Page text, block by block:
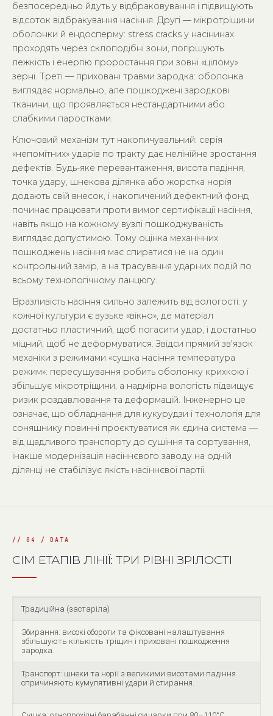
безпосередньо йдуть у відбраковування і підвищують
відсоток відбракування насіння. Другі — мікротріщини
оболонки й ендосперму: stress cracks у насінинах
проходять через склоподібні зони, погіршують
лежкість і енергію проростання при зовні «цілому»
зерні. Треті — приховані травми зародка: оболонка
виглядає нормально, але пошкоджені зародкові
тканини, що проявляється нестандартними або
слабкими паростками.
Ключовий механізм тут накопичувальний: серія
«непомітних» ударів по тракту дає нелінійне зростання
дефектів. Будь-яке перевантаження, висота падіння,
точка удару, шнекова ділянка або жорстка норія
додають свій внесок, і накопичений дефектний фонд
починає працювати проти вимог сертифікації насіння,
навіть якщо на кожному вузлі пошкоджуваність
виглядає допустимою. Тому оцінка механічних
пошкоджень насіння має спиратися не на один
контрольний замір, а на трасування ударних подій по
всьому технологічному ланцюгу.
Вразливість насіння сильно залежить від вологості: у
кожної культури є вузьке «вікно», де матеріал
достатньо пластичний, щоб погасити удар, і достатньо
міцний, щоб не деформуватися. Звідси прямий зв'язок
механіки з режимами «сушка насіння температура
режим»: пересушування робить оболонку крихкою і
збільшує мікротріщини, а надмірна вологість підвищує
ризик роздавлювання та деформацій. Інженерно це
означає, що обладнання для кукурудзи і технологія для
соняшнику повинні проєктуватися як єдина система —
від щадливого транспорту до сушіння та сортування,
інакше модернізація насіннєвого заводу на одній
ділянці не стабілізує якість насіннєвої партії.
СІМ ЕТАПІВ ЛІНІЇ: ТРИ РІВНІ ЗРІЛОСТІ
Традиційна (застаріла)
Збирання: високі обороти та фіксовані налаштування
збільшують кількість тріщин і приховані пошкодження
зародка.
Транспорт: шнеки та норії з великими висотами падіння
спричиняють кумулятивні удари й стирання.